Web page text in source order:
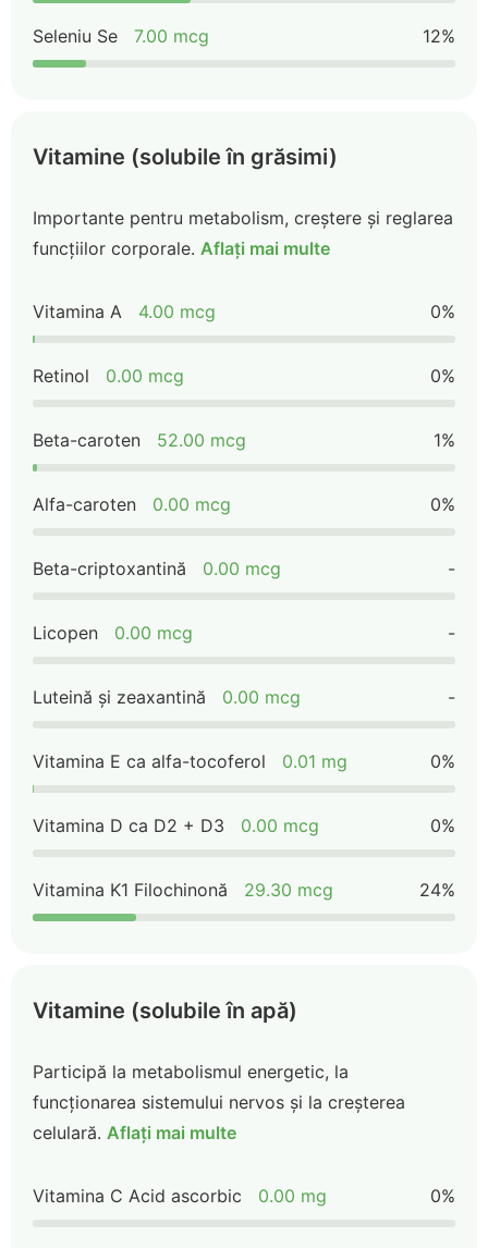
Seleniu Se 7.00 mcg 12%
Vitamine (solubile în grăsimi)
Importante pentru metabolism, creștere și reglarea
funcțiilor corporale. Aflați mai multe
Vitamina A 4.00 mcg 0%
Retinol 0.00 mcg 0%
Beta-caroten 52.00 mcg 1%
Alfa-caroten 0.00 mcg 0%
Beta-criptoxantină 0.00 mcg -
Licopen 0.00 mcg -
Luteină și zeaxantină 0.00 mcg -
Vitamina E ca alfa-tocoferol 0.01 mg 0%
Vitamina D ca D2 + D3 0.00 mcg 0%
Vitamina K1 Filochinonă 29.30 mcg 24%
Vitamine (solubile în apă)
Participă la metabolismul energetic, la
funcționarea sistemului nervos și la creșterea
celulară. Aflați mai multe
Vitamina C Acid ascorbic 0.00 mg 0%